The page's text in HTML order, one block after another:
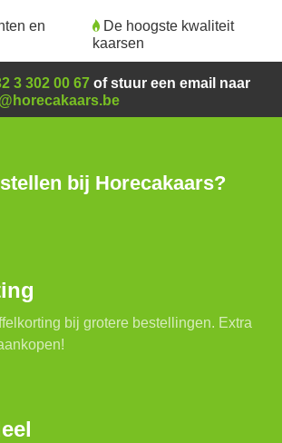
en
De hoogste kwaliteit
kaarsen
3 302 00 67 of stuur een email naar
bij Horecakaars?
bij grotere bestellingen. Extra